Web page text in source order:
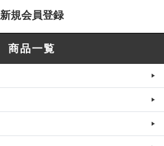
新規会員登録
商品一覧